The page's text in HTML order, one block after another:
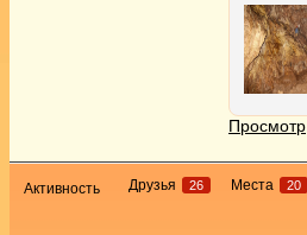
Просмотр
Активность Друзья 26 Места 20